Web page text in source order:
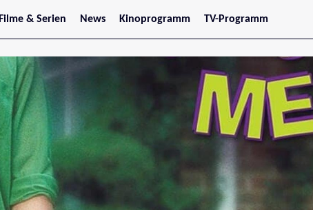
Filme & Serien
Trailer
Filmarchiv
Serienarchiv
News
Stars
Kinoprogramm
Jetzt im Kino
Salzburg
TV-Programm